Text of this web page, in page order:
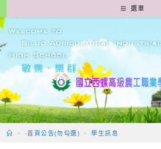
轉
至
要
容
選單
> -首頁公告(勿勾選) > 學生訊息